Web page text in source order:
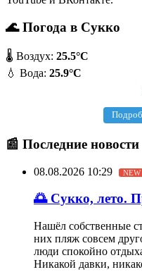
🌊 Погода в Сукко
🌡️ Воздух: 25.5°C
💧 Вода: 25.9°C
📰 Последние новости
08.08.2026 10:29 NEW
🌅 Сукко, лето.
Нашёл собственные
них пляж совсем
люди спокойно
Никакой давки,